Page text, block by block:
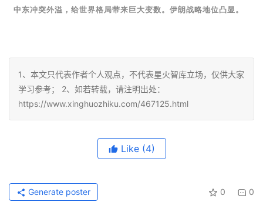
中东冲突外溢，给世界格局带来巨大变数。伊朗战略地位凸显。
1、本文只代表作者个人观点，不代表星火智库立场，仅供大家
学习参考； 2、如若转载，请注明出处：
https://www.xinghuozhiku.com/467125.html
Like (4)
0 0
Generate poster